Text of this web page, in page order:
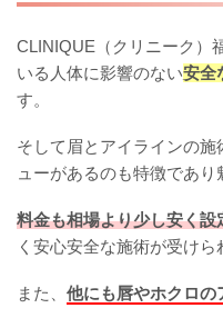
CLINIQUE（クリニーク）
いる人体に影響のない安全
す。
そして眉とアイラインの
ューがあるのも特徴であり
料金も相場より少し安く設
く安心安全な施術が受けら
また、 他にも唇やホクロの